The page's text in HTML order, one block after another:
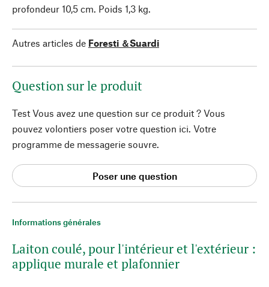
Informations générales
Laiton coulé, pour l'intérieur et l'extérieur :
applique murale et plafonnier
profondeur 10,5 cm. Poids 1,3 kg.
Autres articles de Foresti ＆Suardi
Question sur le produit
Test Vous avez une question sur ce produit ? Vous
pouvez volontiers poser votre question ici. Votre
programme de messagerie souvre.
Poser une question